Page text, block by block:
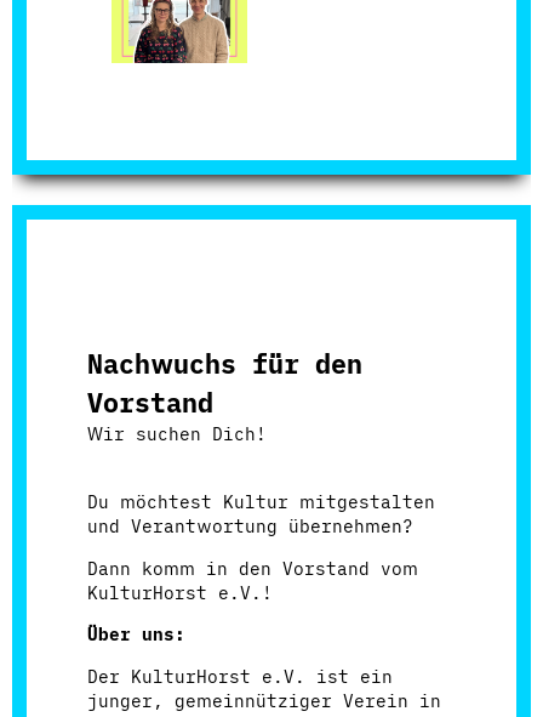
Nachwuchs für den
Vorstand
Wir suchen Dich!
Du möchtest Kultur mitgestalten
und Verantwortung übernehmen?
Dann komm in den Vorstand vom
KulturHorst e.V.!
Über uns:
Der KulturHorst e.V. ist ein
junger, gemeinnütziger Verein in